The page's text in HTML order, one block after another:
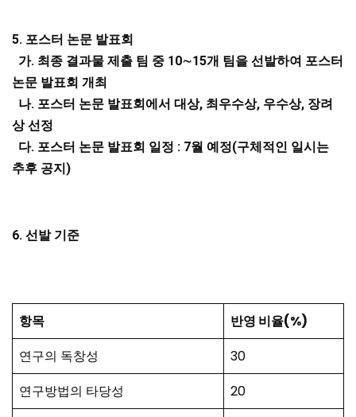
5. 포스터 논문 발표회
가. 최종 결과물 제출 팀 중 10∼15개 팀을 선발하여 포스터
논문 발표회 개최
나. 포스터 논문 발표회에서 대상, 최우수상, 우수상, 장려
상 선정
다. 포스터 논문 발표회 일정 : 7월 예정(구체적인 일시는
추후 공지)
6. 선발 기준
항목 반영 비율(%)
연구의 독창성
30
연구방법의 타당성
20